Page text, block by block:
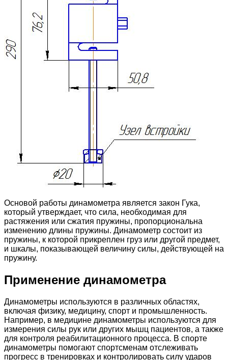
Основой работы динамометра является закон Гука,
который утверждает, что сила, необходимая для
растяжения или сжатия пружины, пропорциональна
изменению длины пружины. Динамометр состоит из
пружины, к которой прикреплен груз или другой предмет,
и шкалы, показывающей величину силы, действующей на
пружину.
Применение динамометра
Динамометры используются в различных областях,
включая физику, медицину, спорт и промышленность.
Например, в медицине динамометры используются для
измерения силы рук или других мышц пациентов, а также
для контроля реабилитационного процесса. В спорте
динамометры помогают спортсменам отслеживать
прогресс в тренировках и контролировать силу ударов